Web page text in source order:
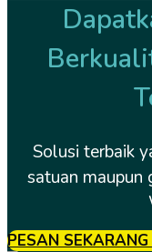
Solusi terbaik
satuan maupun
PESAN SEKARANG